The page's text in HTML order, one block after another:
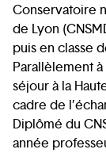
Conservatoire
de Lyon
puis en classe
Parallèlement
séjour à la
cadre de
Diplômé du
année